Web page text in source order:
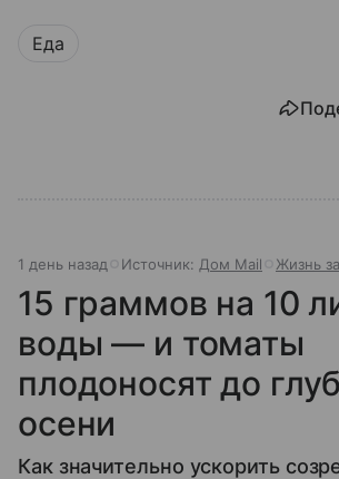
Еда
1 день назад Источник: Дом Mail Жизнь
15 граммов на 10
воды — и томаты
плодоносят до
осени
Как значительно ускорить